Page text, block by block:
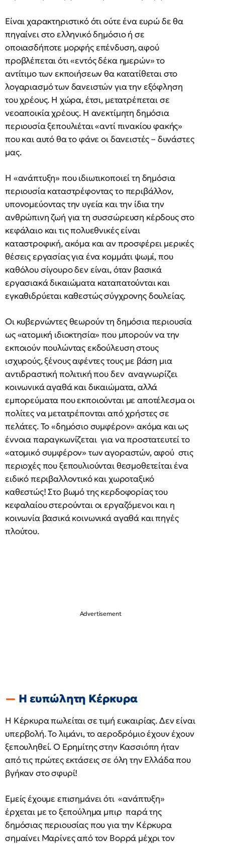
Είναι χαρακτηριστικό ότι ούτε ένα ευρώ δε θα
πηγαίνει στο ελληνικό δημόσιο ή σε
οποιασδήποτε μορφής επένδυση, αφού
προβλέπεται ότι «εντός δέκα ημερών» το
αντίτιμο των εκποιήσεων θα κατατίθεται στο
λογαριασμό των δανειστών για την εξόφληση
του χρέους. Η χώρα, έτσι, μετατρέπεται σε
νεοαποικία χρέους. Η ανεκτίμητη δημόσια
περιουσία ξεπουλιέται «αντί πινακίου φακής»
που και αυτό θα το φάνε οι δανειστές – δυνάστες
μας.
Η «ανάπτυξη» που ιδιωτικοποιεί τη δημόσια
περιουσία καταστρέφοντας το περιβάλλον,
υπονομεύοντας την υγεία και την ίδια την
ανθρώπινη ζωή για τη συσσώρευση κέρδους στο
κεφάλαιο και τις πολυεθνικές είναι
καταστροφική, ακόμα και αν προσφέρει μερικές
θέσεις εργασίας για ένα κομμάτι ψωμί, που
καθόλου σίγουρο δεν είναι, όταν βασικά
εργασιακά δικαιώματα καταπατούνται και
εγκαθιδρύεται καθεστώς σύγχρονης δουλείας.
Οι κυβερνώντες θεωρούν τη δημόσια περιουσία
ως «ατομική ιδιοκτησία» που μπορούν να την
εκποιούν πουλώντας εκδούλευση στους
ισχυρούς, ξένους αφέντες τους με βάση μια
αντιδραστική πολιτική που δεν αναγνωρίζει
κοινωνικά αγαθά και δικαιώματα, αλλά
εμπορεύματα που εκποιούνται με αποτέλεσμα οι
πολίτες να μετατρέπονται από χρήστες σε
πελάτες. Το «δημόσιο συμφέρον» ακόμα και ως
έννοια παραγκωνίζεται για να προστατευτεί το
«ατομικό συμφέρον» των αγοραστών, αφού στις
περιοχές που ξεπουλιούνται θεσμοθετείται ένα
ειδικό περιβαλλοντικό και χωροταξικό
καθεστώς! Στο βωμό της κερδοφορίας του
κεφαλαίου στερούνται οι εργαζόμενοι και η
κοινωνία βασικά κοινωνικά αγαθά και πηγές
πλούτου.
Η ευπώλητη Κέρκυρα
Η Κέρκυρα πωλείται σε τιμή ευκαιρίας. Δεν είναι
υπερβολή. Το λιμάνι, το αεροδρόμιο έχουν έχουν
ξεπουληθεί. Ο Ερημίτης στην Κασσιόπη ήταν
από τις πρώτες εκτάσεις σε όλη την Ελλάδα που
βγήκαν στο σφυρί!
Εμείς έχουμε επισημάνει ότι «ανάπτυξη»
έρχεται με το ξεπούλημα μπιρ παρά της
δημόσιας περιουσίας που για την Κέρκυρα
σημαίνει Μαρίνες από τον Βορρά μέχρι τον